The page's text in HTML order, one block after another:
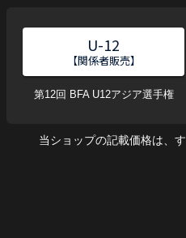
U-12
【関係者販売】
第12回 BFA U12アジア選手権
当ショップの記載価格は、